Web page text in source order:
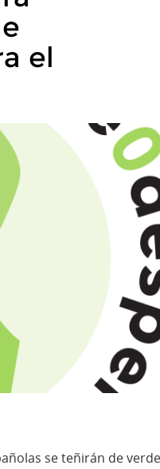
el
se teñirán de